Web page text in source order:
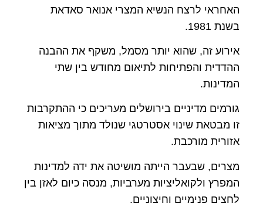
האחראי לרצח הנשיא המצרי אנואר סאדאת
בשנת 1981.
אירוע זה, שהוא יותר מסמל, משקף את ההבנה
ההדדית והפתיחות לתיאום מחודש בין שתי
המדינות.
גורמים מדיניים בירושלים מעריכים כי ההתקרבות
זו מבטאת שינוי אסטרטגי שנולד מתוך מציאות
אזורית מורכבת.
מצרים, שבעבר הייתה מושיטה את ידה למדינות
המפרץ ולקואליציות מערביות, מנסה כיום לאזן בין
לחצים פנימיים וחיצוניים.